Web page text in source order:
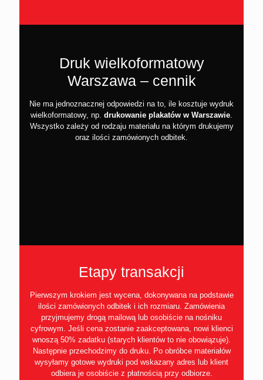
Druk wielkoformatowy
Warszawa – cennik
Nie ma jednoznacznej odpowiedzi na to, ile kosztuje wydruk
wielkoformatowy, np. drukowanie plakatów w Warszawie
Wszystko zależy od rodzaju materiału na którym drukujemy
oraz ilości zamówionych odbitek.
Etapy transakcji
Pierwszym krokiem jest wycena, dokonywana na podstawie
ilości zamówionych odbitek i ich rozmiaru. Zamówienia
przyjmujemy drogą mailową lub osobiście na nośniku
cyfrowym. Jeśli cena zostanie zaakceptowana, nowi klienci
wnoszą 50% zadatku (starych klientów to nie obowiązuje).
Następnie przechodzimy do druku. Po obróbce materiałów
wysyłamy gotowe wydruki pod wskazany adres lub klient
odbiera je osobiście z płatnością przy odbiorze.